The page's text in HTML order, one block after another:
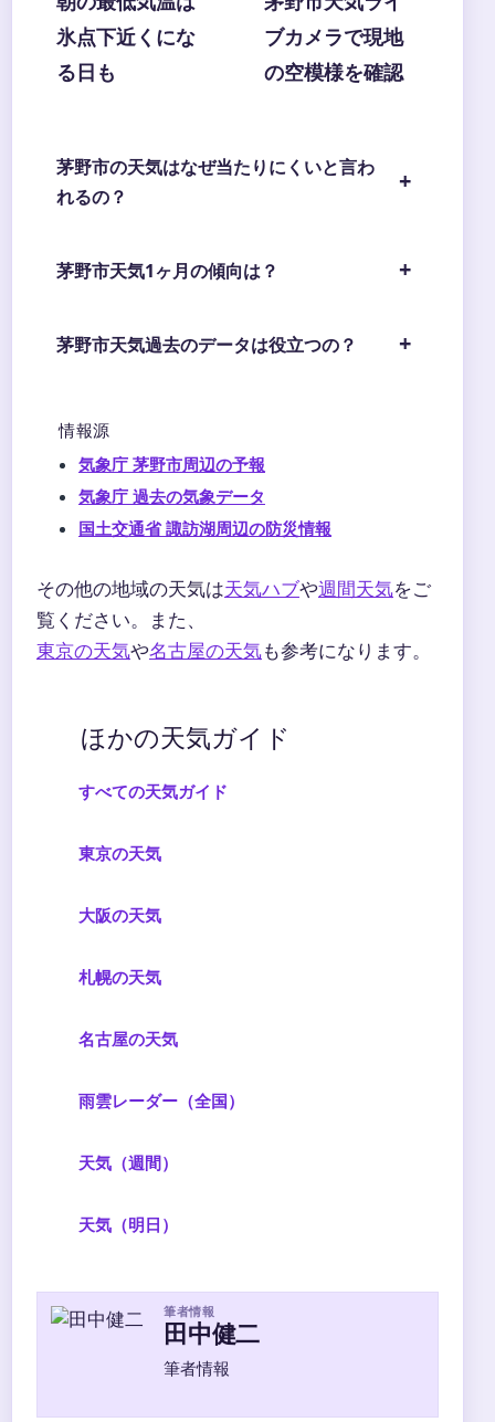
氷点下近くにな
る日も
ブカメラで現地
の空模様を確認
茅野市の天気はなぜ当たりにくいと言わ
れるの？
茅野市天気1ヶ月の傾向は？
茅野市天気過去のデータは役立つの？
情報源
気象庁 茅野市周辺の予報
気象庁 過去の気象データ
国土交通省 諏訪湖周辺の防災情報
その他の地域の天気は天気ハブや週間天気をご
覧ください。また、
東京の天気や名古屋の天気も参考になります。
ほかの天気ガイド
すべての天気ガイド
東京の天気
大阪の天気
札幌の天気
名古屋の天気
雨雲レーダー（全国）
天気（週間）
天気（明日）
筆者情報
田中健二
筆者情報